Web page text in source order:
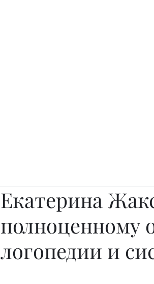
Екатерина
полноценному
логопедии и